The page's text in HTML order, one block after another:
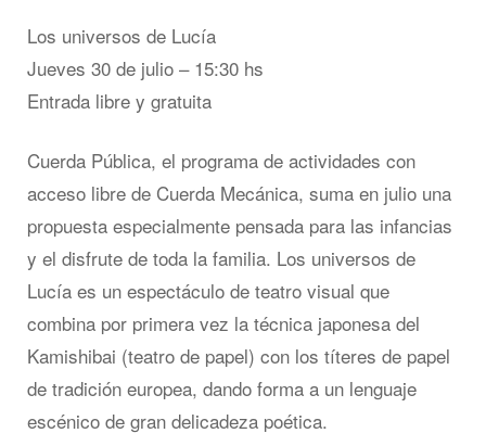
Los universos de Lucía
Jueves 30 de julio – 15:30 hs
Entrada libre y gratuita
Cuerda Pública, el programa de actividades con
acceso libre de Cuerda Mecánica, suma en julio una
propuesta especialmente pensada para las infancias
y el disfrute de toda la familia. Los universos de
Lucía es un espectáculo de teatro visual que
combina por primera vez la técnica japonesa del
Kamishibai (teatro de papel) con los títeres de papel
de tradición europea, dando forma a un lenguaje
escénico de gran delicadeza poética.